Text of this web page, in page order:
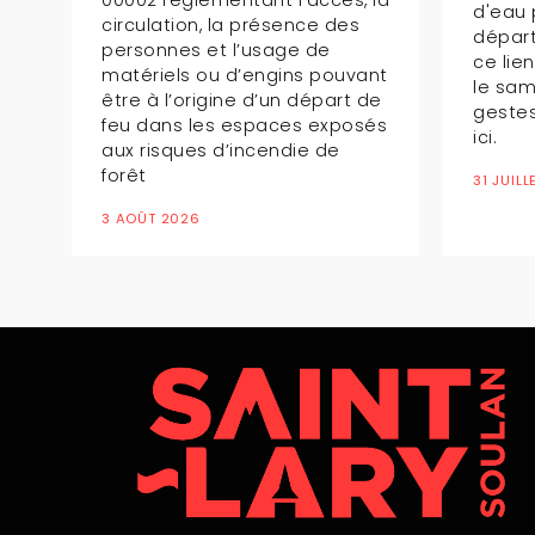
d'eau potable dans le
département en cliquant sur
ce lien. Il entre en application
le samedi 1er août 2026. Des
gestes à respecter : cliquez
ici.
31 JUILLET 2026
10